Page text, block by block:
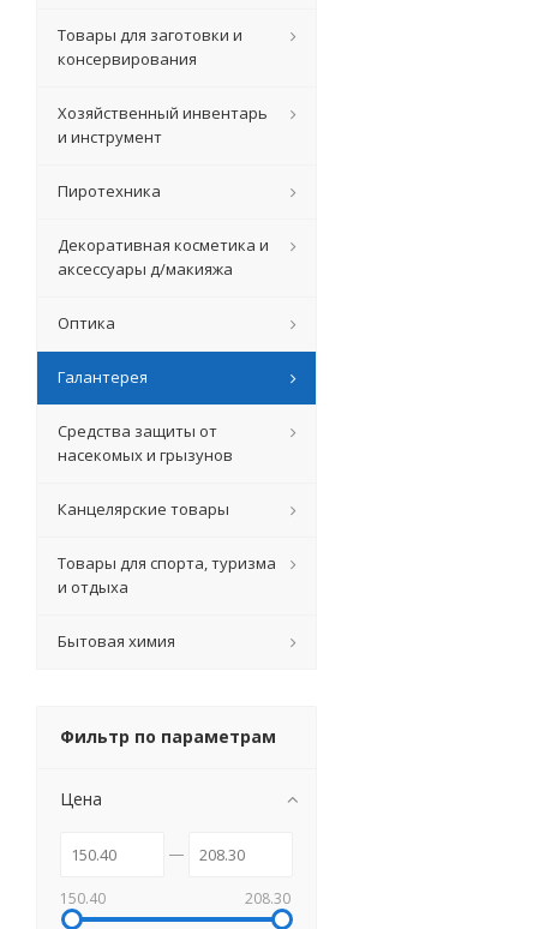
Товары для заготовки и
консервирования
Хозяйственный инвентарь
и инструмент
Пиротехника
Декоративная косметика и
аксессуары д/макияжа
Оптика
Галантерея
Средства защиты от
насекомых и грызунов
Канцелярские товары
Товары для спорта, туризма
и отдыха
Бытовая химия
Фильтр по параметрам
Цена
150.40 208.30